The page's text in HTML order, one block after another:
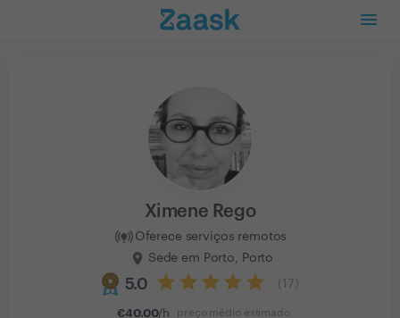
Ximene Rego
Oferece serviços remotos
Sede em Porto, Porto
5.0 17
€40.00/h preço médio estimado